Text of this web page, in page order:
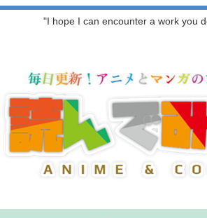
"I hope I can encounter a work you